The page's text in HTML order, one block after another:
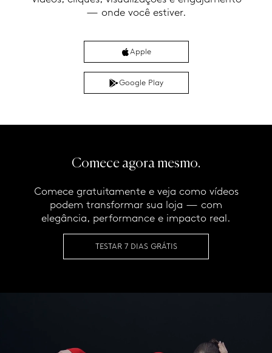
— onde você estiver.
Apple
Google Play
Comece agora mesmo.
Comece gratuitamente e veja como vídeos
podem transformar sua loja — com
elegância, performance e impacto real.
TESTAR 7 DIAS GRÁTIS